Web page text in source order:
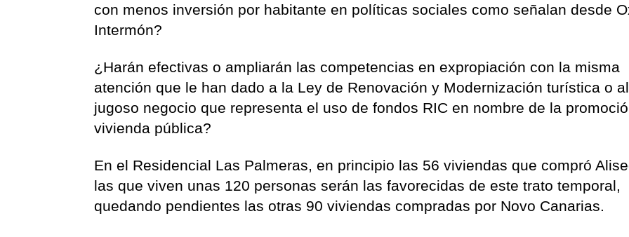
con menos inversión por habitante en políticas sociales como señalan desde
Intermón?
¿Harán efectivas o ampliarán las competencias en expropiación con la misma
atención que le han dado a la Ley de Renovación y Modernización turística o al
jugoso negocio que representa el uso de fondos RIC en nombre de la
vivienda pública?
En el Residencial Las Palmeras, en principio las 56 viviendas que compró
las que viven unas 120 personas serán las favorecidas de este trato temporal,
quedando pendientes las otras 90 viviendas compradas por Novo Canarias.